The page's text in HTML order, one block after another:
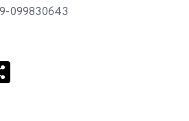
099830643